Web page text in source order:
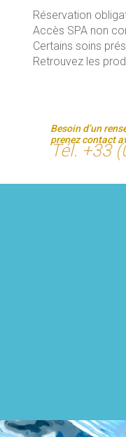
Réservation
Accès SPA non
Certains soins
Retrouvez les
Besoin d’un
prenez contact
Tél. +33